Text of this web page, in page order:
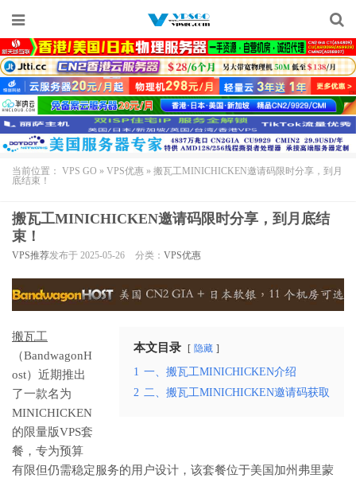
当前位置： VPS GO » VPS优惠 » 搬瓦工MINICHICKEN邀请码限时分享，到月
底结束！
搬瓦工MINICHICKEN邀请码限时分享，到月底结
束！
VPS推荐发布于 2025-05-26 分类： VPS优惠
本文目录 隐藏
1 一、搬瓦工MINICHICKEN介绍
2 二、搬瓦工MINICHICKEN邀请码获取
搬瓦工
（BandwagonH
ost）近期推出
了一款名为
MINICHICKEN
的限量版VPS套
餐，专为预算
有限但仍需稳定服务的用户设计，该套餐位于美国加州弗里蒙